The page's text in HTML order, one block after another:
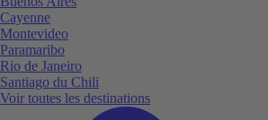
Cayenne
Montevideo
Paramaribo
Rio de Janeiro
Santiago du Chili
Voir toutes les destinations